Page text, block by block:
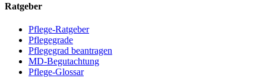
Ratgeber
Pflege-Ratgeber
Pflegegrade
Pflegegrad beantragen
MD-Begutachtung
Pflege-Glossar